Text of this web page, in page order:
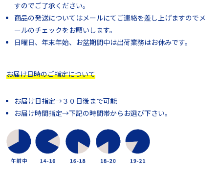
すのでご了承ください。
商品の発送についてはメールにてご連絡を差し上げますのでメ
ールのチェックをお願いします。
日曜日、年末年始、お盆期間中は出荷業務はお休みです。
お届け日時のご指定について
お届け日指定→３０日後まで可能
お届け時間指定→下記の時間帯からお選び下さい。